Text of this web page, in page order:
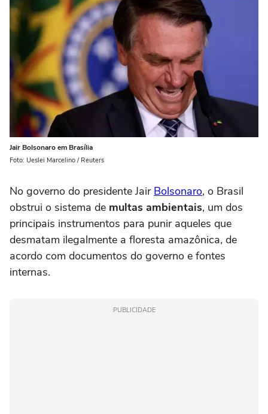
Jair Bolsonaro em Brasília
Foto: Ueslei Marcelino / Reuters
No governo do presidente Jair Bolsonaro, o Brasil
obstrui o sistema de multas ambientais, um dos
principais instrumentos para punir aqueles que
desmatam ilegalmente a floresta amazônica, de
acordo com documentos do governo e fontes
internas.
PUBLICIDADE